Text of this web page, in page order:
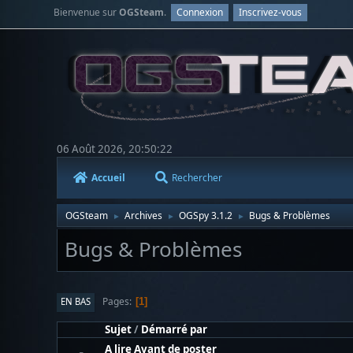
Bienvenue surOGSteam. Connexion Inscrivez-vous
06 Août 2026, 20:50:22
Accueil Rechercher
OGSteam ► Archives ► OGSpy 3.1.2 ► Bugs & Problèmes
Bugs & Problèmes
EN BAS Pages 1
Sujet/ Démarré par
A lire Avant de poster